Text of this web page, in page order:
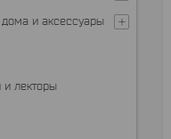
и аксессуары
и лекторы